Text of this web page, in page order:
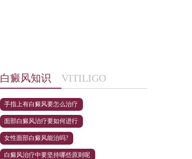
白癜风知识 VITILIGO
手指上有白癜风要怎么治疗
面部白癜风治疗要如何进行
女性面部白癜风能治吗?
白癜风治疗中要坚持哪些原则呢